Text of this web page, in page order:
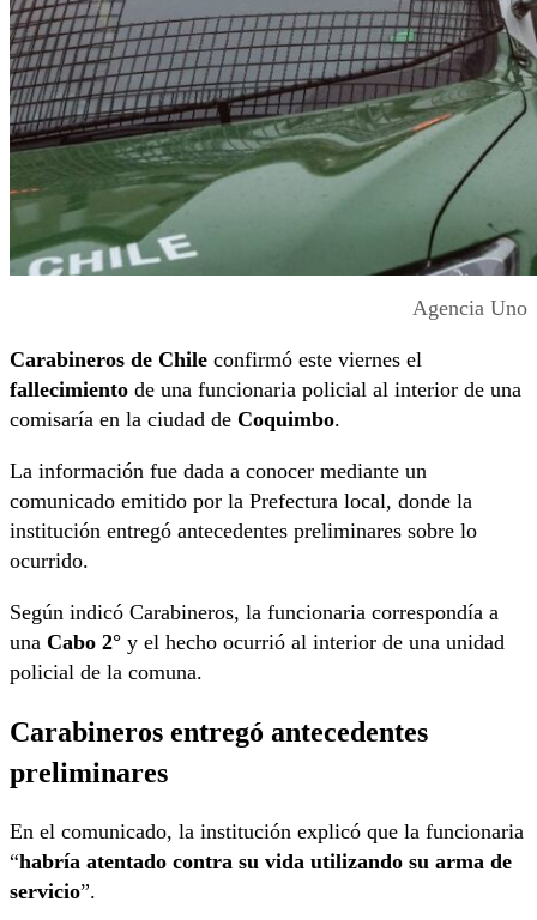
Agencia Uno
Carabineros de Chile confirmó este viernes el
fallecimiento de una funcionaria policial al interior de una
comisaría en la ciudad de Coquimbo.
La información fue dada a conocer mediante un
comunicado emitido por la Prefectura local, donde la
institución entregó antecedentes preliminares sobre lo
ocurrido.
Según indicó Carabineros, la funcionaria correspondía a
una Cabo 2° y el hecho ocurrió al interior de una unidad
policial de la comuna.
Carabineros entregó antecedentes
preliminares
En el comunicado, la institución explicó que la funcionaria
“habría atentado contra su vida utilizando su arma de
servicio”.